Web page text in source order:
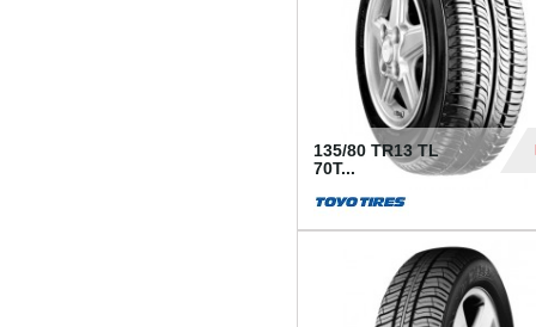
135/80 TR13 TL
70T...